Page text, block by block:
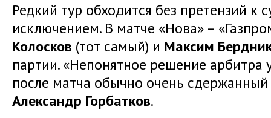
Редкий тур обходится без претензий к
исключением. В матче «Нова» –
Колосков (тот самый) и Максим
партии. «Непонятное решение арбитра
после матча обычно очень
Александр Горбатков.